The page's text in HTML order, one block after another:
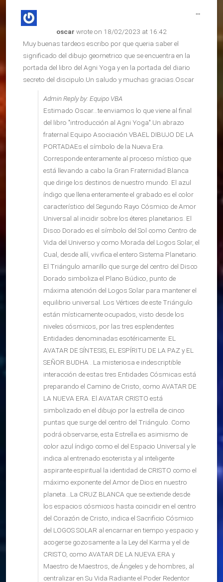
oscar wrote on 18/02/2023 at 16:42
Muy buenas tardeos escribo por que queria saber el
significado del dibujo geometrico que se encuentra en la
portada del libro del Agni Yoga y en la portada del diario
secreto del discipulo.Un saludo y muchas gracias.Oscar
Admin Reply by: Equipo VBA
Estimado Oscar...te enviamos lo que viene al final
del libro "introducción al Agni Yoga".Un abrazo
fraternal Equipo Asociación VBAEL DIBUJO DE LA
PORTADAEs el símbolo de la Nueva Era.
Corresponde enteramente al proceso místico que
está llevando a cabo la Gran Fraternidad Blanca
que dirige los destinos de nuestro mundo. El azul
índigo que llena enteramente el grabado es el color
característico del Segundo Rayo Cósmico de Amor
Universal al incidir sobre los éteres planetarios. El
Disco Dorado es el símbolo del Sol como Centro de
Vida del Universo y como Morada del Logos Solar, el
Cual, desde allí, vivifica el entero Sistema Planetario.
El Triángulo amarillo que surge del centro del Disco
Dorado simboliza el Plano Búdico, punto de
máxima atención del Logos Solar para mantener el
equilibrio universal. Los Vértices de este Triángulo
están místicamente ocupados, visto desde los
niveles cósmicos, por las tres esplendentes
Entidades denominadas esotéricamente: EL
AVATAR DE SÍNTESIS, EL ESPÍRITU DE LA PAZ y EL
SEÑOR BUDHA . La misteriosa e indescriptible
interacción de estas tres Entidades Cósmicas está
preparando el Camino de Cristo, como AVATAR DE
LA NUEVA ERA. El AVATAR CRISTO está
simbolizado en el dibujo por la estrella de cinco
puntas que surge del centro del Triángulo. Como
podrá observarse, esta Estrella es asimismo de
color azul índigo como el del Espacio Universal y le
indica al entrenado esoterista y al inteligente
aspirante espiritual la identidad de CRISTO como el
máximo exponente del Amor de Dios en nuestro
planeta...La CRUZ BLANCA que se extiende desde
los espacios cósmicos hasta coincidir en el centro
del Corazón de Cristo, indica el Sacrificio Cósmico
del LOGOS SOLAR al encarnar en tiempo y espacio y
acogerse gozosamente a la Ley del Karma y el de
CRISTO, como AVATAR DE LA NUEVA ERA y
Maestro de Maestros, de Ángeles y de hombres, al
centralizar en Su Vida Radiante el Poder Redentor
...Toggle